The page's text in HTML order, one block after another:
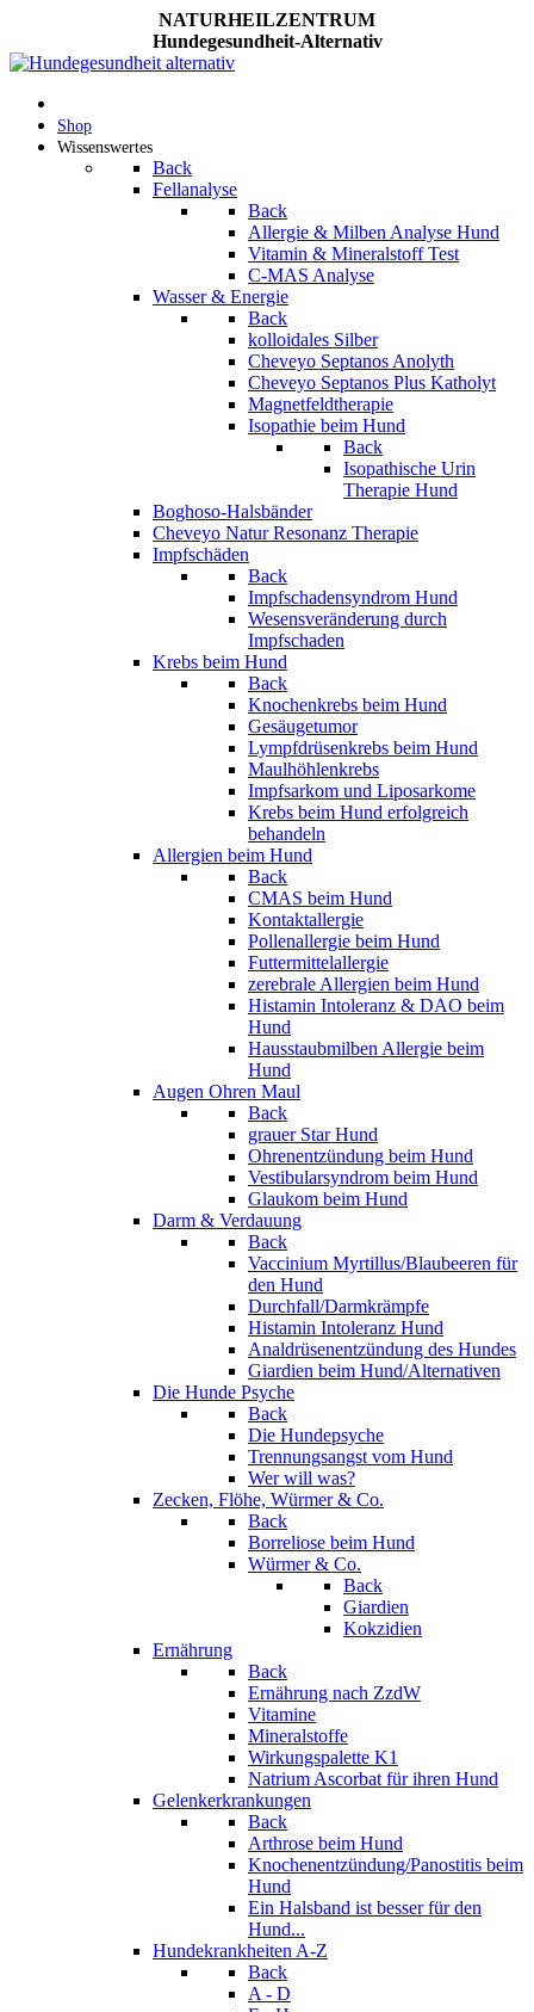
NATURHEILZENTRUM
Hundegesundheit-Alternativ
Shop
Wissenswertes
Back
Fellanalyse
Back
Allergie & Milben Analyse Hund
Vitamin & Mineralstoff Test
C-MAS Analyse
Wasser & Energie
Back
kolloidales Silber
Cheveyo Septanos Anolyth
Cheveyo Septanos Plus Katholyt
Magnetfeldtherapie
Isopathie beim Hund
Back
Isopathische Urin
Therapie Hund
Boghoso-Halsbänder
Cheveyo Natur Resonanz Therapie
Impfschäden
Back
Impfschadensyndrom Hund
Wesensveränderung durch
Impfschaden
Krebs beim Hund
Back
Knochenkrebs beim Hund
Gesäugetumor
Lympfdrüsenkrebs beim Hund
Maulhöhlenkrebs
Impfsarkom und Liposarkome
Krebs beim Hund erfolgreich
behandeln
Allergien beim Hund
Back
CMAS beim Hund
Kontaktallergie
Pollenallergie beim Hund
Futtermittelallergie
zerebrale Allergien beim Hund
Histamin Intoleranz & DAO beim
Hund
Hausstaubmilben Allergie beim
Hund
Augen Ohren Maul
Back
grauer Star Hund
Ohrenentzündung beim Hund
Vestibularsyndrom beim Hund
Glaukom beim Hund
Darm & Verdauung
Back
Vaccinium Myrtillus/Blaubeeren für
den Hund
Durchfall/Darmkrämpfe
Histamin Intoleranz Hund
Analdrüsenentzündung des Hundes
Giardien beim Hund/Alternativen
Die Hunde Psyche
Back
Die Hundepsyche
Trennungsangst vom Hund
Wer will was?
Zecken, Flöhe, Würmer & Co.
Back
Borreliose beim Hund
Würmer & Co.
Back
Giardien
Kokzidien
Ernährung
Back
Ernährung nach ZzdW
Vitamine
Mineralstoffe
Wirkungspalette K1
Natrium Ascorbat für ihren Hund
Gelenkerkrankungen
Back
Arthrose beim Hund
Knochenentzündung/Panostitis beim
Hund
Ein Halsband ist besser für den
Hund...
Hundekrankheiten A-Z
Back
A - D